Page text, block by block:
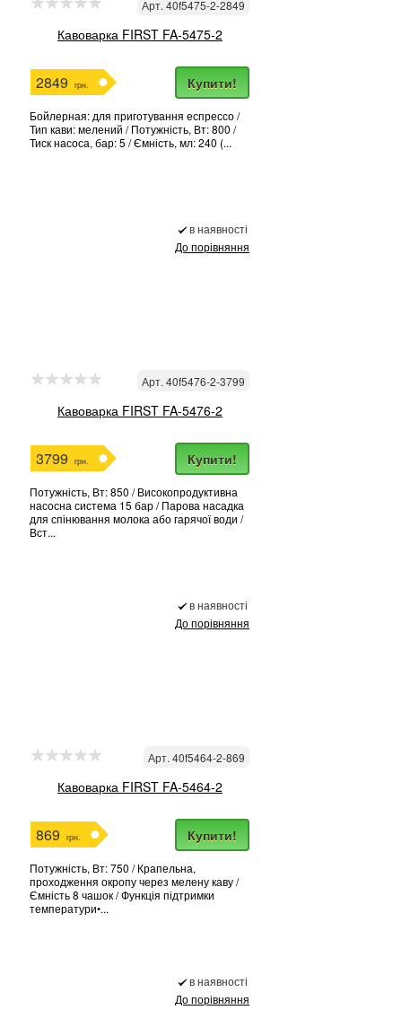
Арт. 40f5475-2-2849
Кавоварка FIRST FA-5475-2
2849 грн. Купити!
Бойлерная: для приготування еспрессо /
Тип кави: мелений / Потужність, Вт: 800 /
Тиск насоса, бар: 5 / Ємність, мл: 240 (...
в наявності
До порівняння
Арт. 40f5476-2-3799
Кавоварка FIRST FA-5476-2
3799 грн. Купити!
Потужність, Вт: 850 / Високопродуктивна
насосна система 15 бар / Парова насадка
для спінювання молока або гарячої води /
Вст...
в наявності
До порівняння
Арт. 40f5464-2-869
Кавоварка FIRST FA-5464-2
869 грн. Купити!
Потужність, Вт: 750 / Крапельна,
проходження окропу через мелену каву /
Ємність 8 чашок / Функція підтримки
температури•...
в наявності
До порівняння